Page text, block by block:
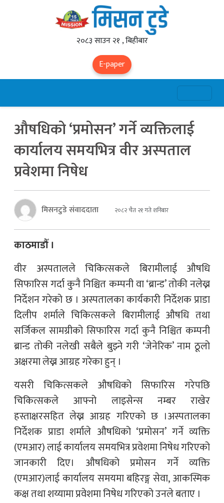
२०८३ साउन २१ , बिहीबार
E-paper
औषधिको ‘प्रमोसन’ गर्ने व्यक्तिलाई
कार्यालय समयभित्र वीर अस्पताल
प्रवेशमा निषेध
मिसनटुडे संवाददाता २०८२ चैत २१ गते शनिबार
काठमाडौँ ।
वीर अस्पतालले चिकित्सकले बिरामीलाई औषधि
सिफारिस गर्दा कुनै निश्चित कम्पनी वा ‘ब्रान्ड’ तोकी नलेख्न
निर्देशन गरेको छ । अस्पतालका कार्यकारी निर्देशक प्राडा
दिलीप शर्माले चिकित्सकले बिरामीलाई औषधि तथा
सर्जिकल सामग्रीको सिफारिस गर्दा कुनै निश्चित कम्पनी
ब्रान्ड तोकी नलेखी सबैले बुझ्ने गरी ‘जेनेरिक’ नाम ठूलो
अक्षरमा लेख्न आग्रह गरेका हुन् ।
यसरी चिकित्सकले औषधिको सिफारिस गरेपछि
चिकित्सकले आफ्नो लाइसेन्स नम्बर राखेर
हस्ताक्षरसहित लेख्न आग्रह गरिएको छ ।अस्पतालका
निर्देशक प्राडा शर्माले औषधिको ‘प्रमोसन’ गर्ने व्यक्ति
(एमआर) लाई कार्यालय समयभित्र प्रवेशमा निषेध गरिएको
जानकारी दिए। औषधिको प्रमोसन गर्ने व्यक्ति
(एमआर)लाई कार्यालय समयमा बहिरङ्ग सेवा, आकस्मिक
कक्ष तथा शय्यामा प्रवेशमा निषेध गरिएको उनले बताए ।